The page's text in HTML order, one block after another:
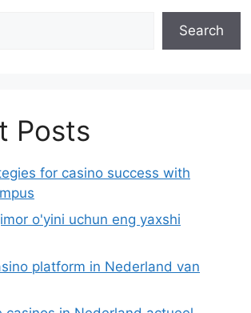
Search
Posts
for casino success with
o'yini uchun eng yaxshi
platform in Nederland van